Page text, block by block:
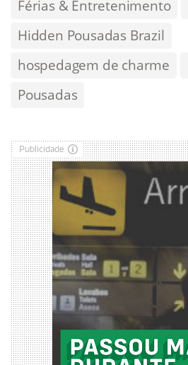
Férias & Entretenimento
Hidden Pousadas Brazil
hospedagem de charme
Pousadas
Publicidade